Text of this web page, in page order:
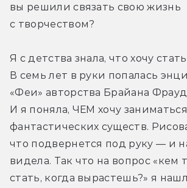
вы решили связать свою жизнь
с творчеством?
Я с детства знала, что хочу
В семь лет в руки попалась
«Феи» авторства Брайана
И я поняла, ЧЕМ хочу
фантастических существ.
что подвернется под руку — и
видела. Так что на вопрос «кем
стать, когда вырастешь?» я